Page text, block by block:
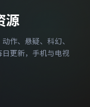
源
作、悬疑、科幻、
更新，手机与电视